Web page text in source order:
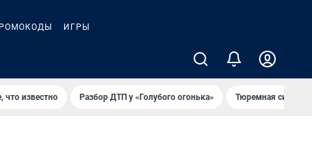
ИГРЫ
что известно Разбор ДТП у «Голубого огонька» Тюремная